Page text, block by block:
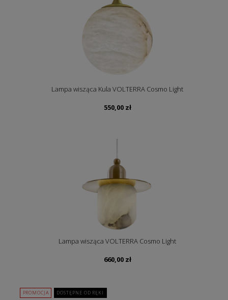
Lampa wisząca Kula VOLTERRA Cosmo Light
550,00 zł
Lampa wisząca VOLTERRA Cosmo Light
660,00 zł
PROMOCJA DOSTĘPNE OD RĘKI